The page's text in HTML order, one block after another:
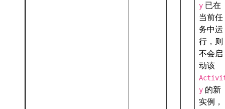
y已在
当前任
务中运
行，则
不会启
动该
y的新
实例，